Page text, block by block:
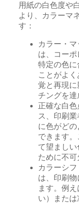
用紙の白色度や
より、カラーマ
す：
カラー・
は、コーポ
特定の色に
ことがよ
覚と再現に
チングを達
正確な白
ス、印刷
に色がど
できます
て望まし
ために不可
カラーシ
は、印刷
ます。例
い）また